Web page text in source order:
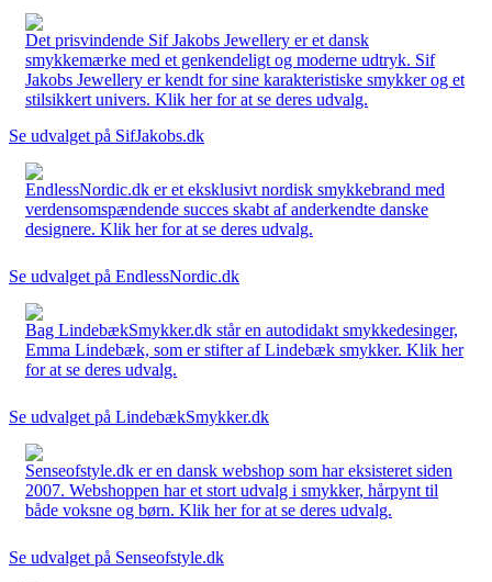
Det prisvindende Sif Jakobs Jewellery er et dansk
smykkemærke med et genkendeligt og moderne udtryk. Sif
Jakobs Jewellery er kendt for sine karakteristiske smykker og et
stilsikkert univers. Klik her for at se deres udvalg.
Se udvalget på SifJakobs.dk
EndlessNordic.dk er et eksklusivt nordisk smykkebrand med
verdensomspændende succes skabt af anderkendte danske
designere. Klik her for at se deres udvalg.
Se udvalget på EndlessNordic.dk
Bag LindebækSmykker.dk står en autodidakt smykkedesinger,
Emma Lindebæk, som er stifter af Lindebæk smykker. Klik her
for at se deres udvalg.
Se udvalget på LindebækSmykker.dk
Senseofstyle.dk er en dansk webshop som har eksisteret siden
2007. Webshoppen har et stort udvalg i smykker, hårpynt til
både voksne og børn. Klik her for at se deres udvalg.
Se udvalget på Senseofstyle.dk